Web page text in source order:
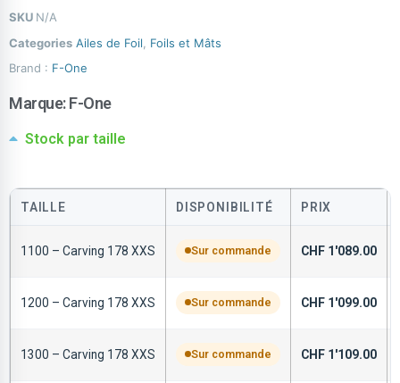
SKU N/A
Categories Ailes de Foil
Foils et Mâts
Brand : F-One
Marque:F-One
Stock par taille
TAILLE DISPONIBILITÉ PRIX
1100 – Carving 178 XXS Sur commande CHF 1'089.00
1200 – Carving 178 XXS Sur commande CHF 1'099.00
1300 – Carving 178 XXS Sur commande CHF 1'109.00